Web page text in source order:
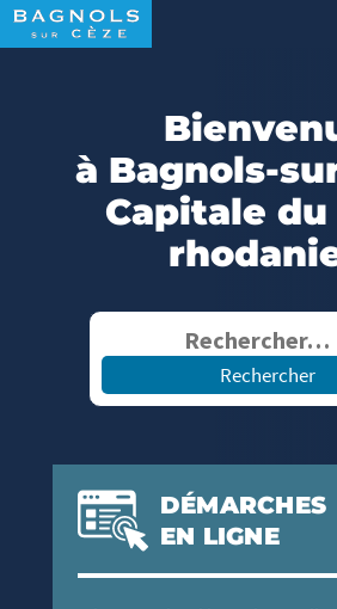
Panneau de gestion des cookies
Recherche
Menu principal
Contenu
à Bagnols-
Capitale du
Rechercher :
DÉMARCHES
EN LIGNE